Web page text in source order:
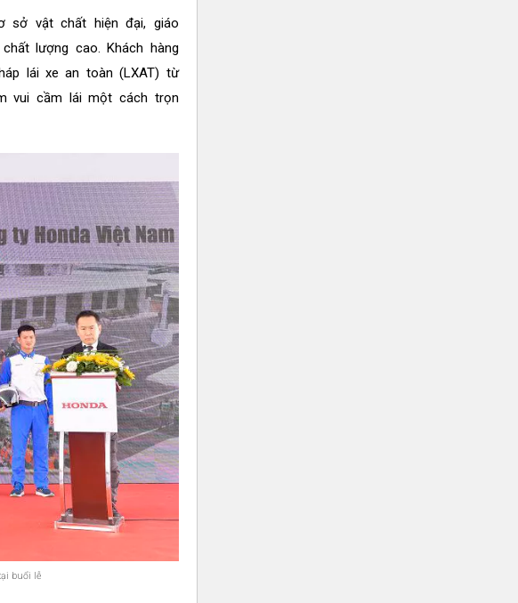
sở vật chất hiện đại, giáo
lượng cao. Khách hàng
lái xe an toàn (LXAT) từ
vui cầm lái một cách trọn
buổi lễ